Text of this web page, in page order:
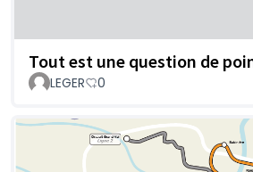
Tout est une question de
LEGER 0